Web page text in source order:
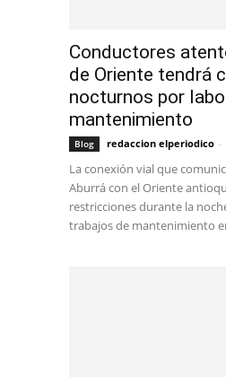
Conductores
de Oriente tendrá
nocturnos por
mantenimiento
Blog redaccion elperiodico -
La conexión vial que
Aburrá con el Oriente
restricciones durante la
trabajos de mantenimiento